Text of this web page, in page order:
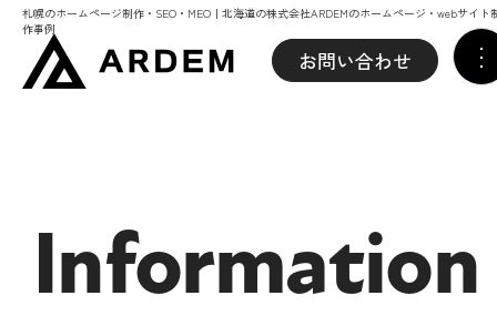
札幌のホームページ制作・SEO・MEO｜北海道の株式会社ARDEMのホームページ・webサイト
作事例
お問い合わせ
Information